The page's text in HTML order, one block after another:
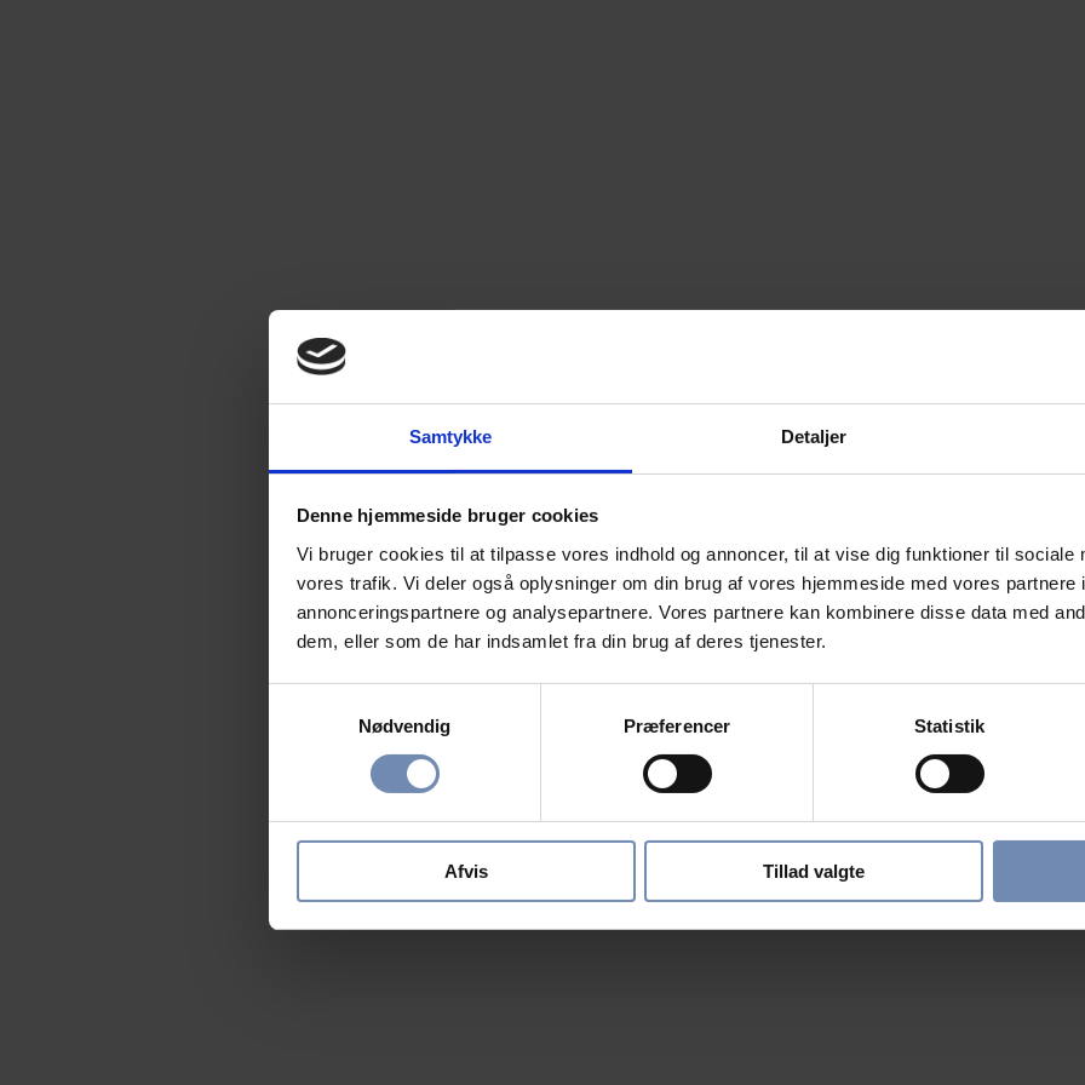
Samtykke Detaljer
Denne hjemmeside bruger cookies
Vi bruger cookies til at tilpasse vores indhold og annoncer, til at vise dig funktioner til sociale
vores trafik. Vi deler også oplysninger om din brug af vores hjemmeside med vores partnere
annonceringspartnere og analysepartnere. Vores partnere kan kombinere disse data med
dem, eller som de har indsamlet fra din brug af deres tjenester.
Nødvendig
Præferencer Statistik
Afvis Tillad valgte